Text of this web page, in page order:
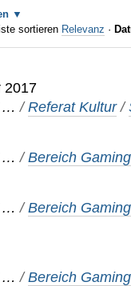
sortieren Relevanz ·
2017
…/Referat Kultur /
…/Bereich Gaming
…/Bereich Gaming
…/Bereich Gaming